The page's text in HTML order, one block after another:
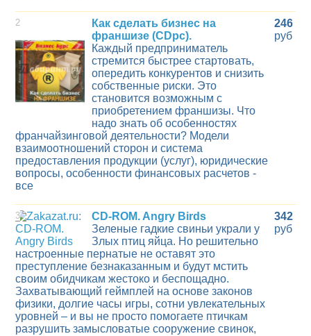
2
Как сделать бизнес на
франшизе (CDpc).
Каждый предприниматель
стремится быстрее стартовать,
опередить конкурентов и снизить
собственные риски. Это
становится возможным с
приобретением франшизы. Что
надо знать об особенностях
франчайзинговой деятельности? Модели
взаимоотношений сторон и система
предоставления продукции (услуг), юридические
вопросы, особенности финансовых расчетов -
все
246
руб
3
CD-ROM. Angry Birds
Зеленые гадкие свиньи украли у
Злых птиц яйца. Но решительно
настроенные пернатые не оставят это
преступление безнаказанным и будут мстить
своим обидчикам жестоко и беспощадно.
Захватывающий геймплей на основе законов
физики, долгие часы игры, сотни увлекательных
уровней – и вы не просто помогаете птичкам
разрушить замысловатые сооружение свинок,
342
руб